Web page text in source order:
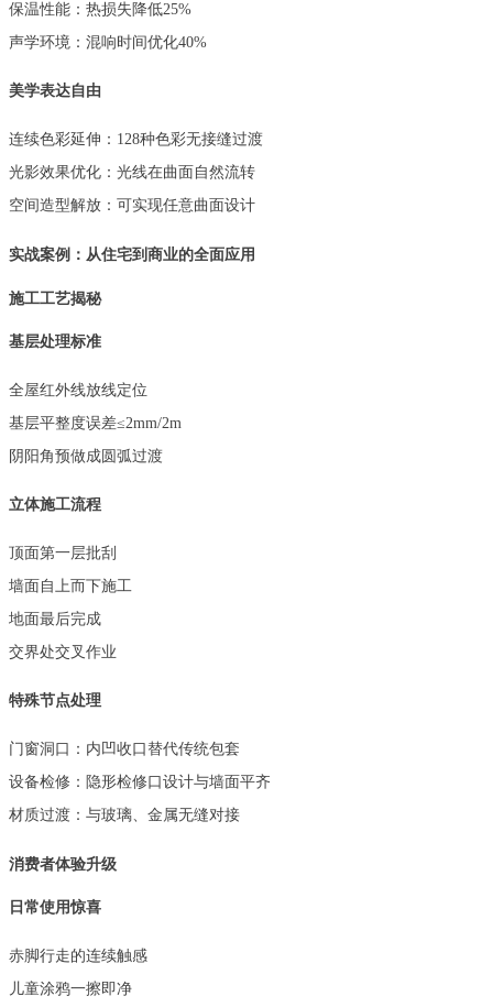
保温性能：热损失降低25%
声学环境：混响时间优化40%
美学表达自由
连续色彩延伸： 128种色彩无接缝过渡
光影效果优化：光线在曲面自然流转
空间造型解放：可实现任意曲面设计
实战案例：从住宅到商业的全面应用
施工工艺揭秘
基层处理标准
全屋红外线放线定位
基层平整度误差≤2mm/2m
阴阳角预做成圆弧过渡
立体施工流程
顶面第一层批刮
墙面自上而下施工
地面最后完成
交界处交叉作业
特殊节点处理
门窗洞口：内凹收口替代传统包套
设备检修：隐形检修口设计与墙面平齐
材质过渡：与玻璃、金属无缝对接
消费者体验升级
日常使用惊喜
赤脚行走的连续触感
儿童涂鸦一擦即净